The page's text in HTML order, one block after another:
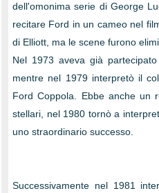
dell'omonima serie di George
recitare Ford in un cameo nel
di Elliott, ma le scene furono
Nel 1973 aveva già
mentre nel 1979 interpretò il
Ford Coppola. Ebbe anche un
stellari, nel 1980 tornò a
uno straordinario successo.
Successivamente nel 1981